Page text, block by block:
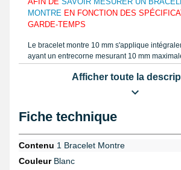
MONTRE EN FONCTION DES
GARDE-TEMPS
Le bracelet montre 10 mm s'applique
ayant un entrecorne mesurant 10 mm
véritable de veau lisse, ce produit horloger 10
dans le but de s'harmoniser aux lignes d'un
idéalement le garder. Déterminez la
montre à utiliser. Dans le but d'avoir la faculté
différents calibres sur un poignet, cet article
véritable de veau lisse montre un aspect cuir
L'épaisseur de cet article de réparation
Afficher toute la
Fiche technique
Contenu 1 Bracelet Montre
CouleurBlanc